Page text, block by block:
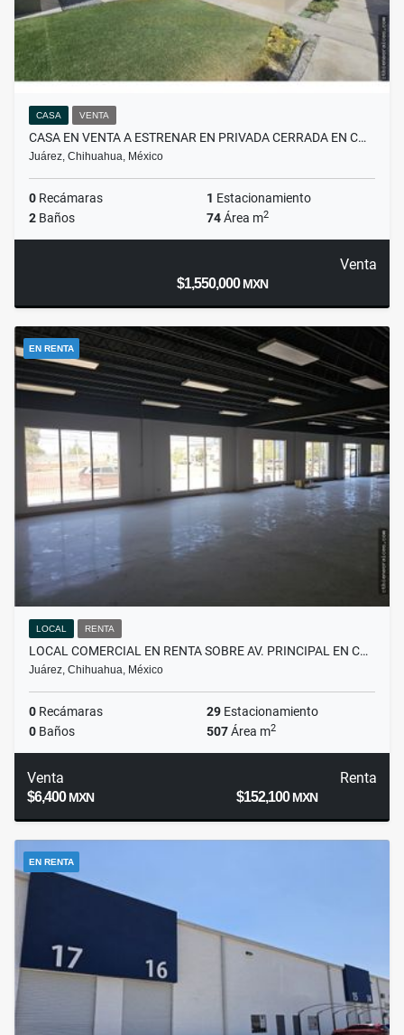
CASA VENTA
CASA EN VENTA A ESTRENAR EN PRIVADA CERRADA EN C…
Juárez, Chihuahua, México
0 Recámaras 1 Estacionamiento
2 Baños 74Área m2
Venta
$1,550,000MXN
EN RENTA
LOCAL RENTA
LOCAL COMERCIAL EN RENTA SOBRE AV. PRINCIPAL EN C…
Juárez, Chihuahua, México
0 Recámaras 29 Estacionamiento
0 Baños 507Área m2
Venta
$6,400MXN
Renta
$152,100MXN
EN RENTA